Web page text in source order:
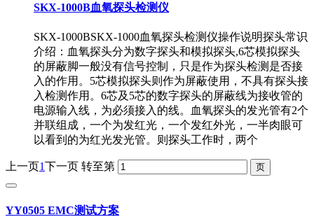
SKX-1000B血氧探头检测仪
SKX-1000BSKX-1000血氧探头检测仪操作说明探头常识
介绍：血氧探头分为数字探头和模拟探头,6芯模拟探头
的屏蔽脚一般没有信号控制，只是作为探头检测是否接
入的作用。5芯模拟探头则作为屏蔽使用，不具有探头接
入检测作用。6芯及5芯的数字探头的屏蔽线为接收管的
电源输入线，为必须接入的线。血氧探头的发光管有2个
并联组成，一个为发红光，一个发红外光，一半肉眼可
以看到的为红光发光管。则探头工作时，两个
上一页1下一页 转至第
YY0505 EMC测试方案